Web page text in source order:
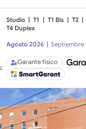
Studio T1 T1 Bis T2
T4 Duplex
Agosto 2026 Septiembre
Garante físico